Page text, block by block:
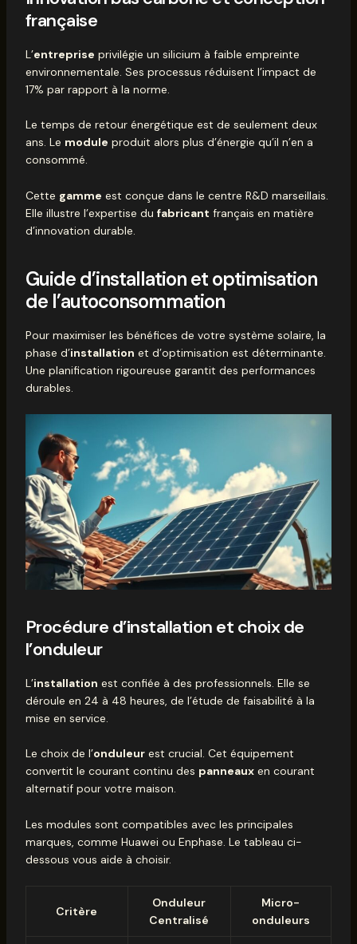
française
L’entreprise privilégie un silicium à faible empreinte
environnementale. Ses processus réduisent l’impact de
17% par rapport à la norme.
Le temps de retour énergétique est de seulement deux
ans. Le module produit alors plus d’énergie qu’il n’en a
consommé.
Cette gamme est conçue dans le centre R&D marseillais.
Elle illustre l’expertise du fabricant français en matière
d’innovation durable.
Guide d’installation et optimisation
de l’autoconsommation
Pour maximiser les bénéfices de votre système solaire, la
phase d’installation et d’optimisation est déterminante.
Une planification rigoureuse garantit des performances
durables.
Procédure d’installation et choix de
l’onduleur
L’installation est confiée à des professionnels. Elle se
déroule en 24 à 48 heures, de l’étude de faisabilité à la
mise en service.
Le choix de l’onduleurest crucial. Cet équipement
convertit le courant continu des panneauxen courant
alternatif pour votre maison.
Les modules sont compatibles avec les principales
marques, comme Huawei ou Enphase. Le tableau ci-
dessous vous aide à choisir.
Critère
Onduleur
Centralisé
Micro-
onduleurs